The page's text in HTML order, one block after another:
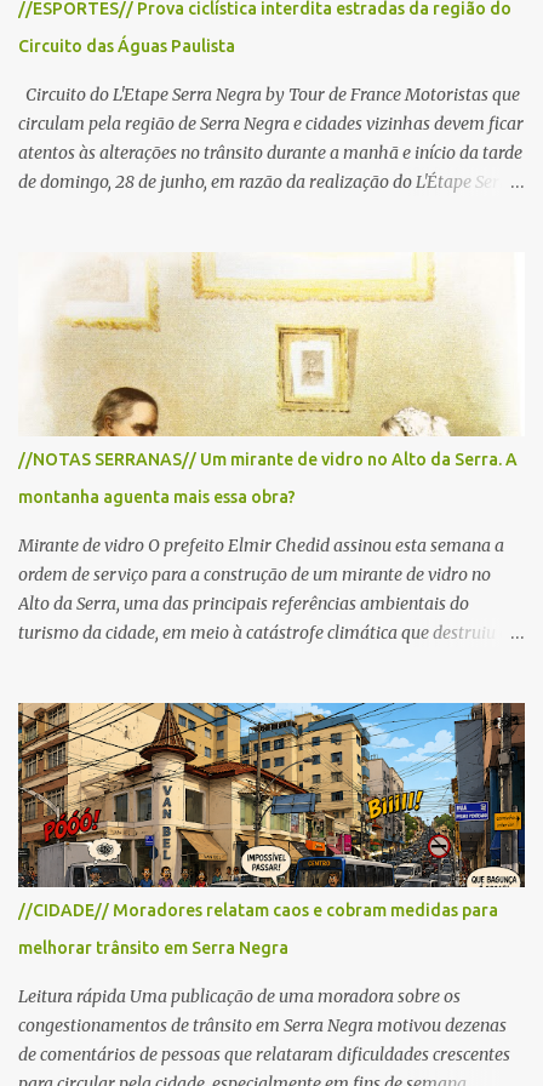
//ESPORTES// Prova ciclística interdita estradas da região do
Circuito das Águas Paulista
Circuito do L'Etape Serra Negra by Tour de France Motoristas que
circulam pela região de Serra Negra e cidades vizinhas devem ficar
atentos às alterações no trânsito durante a manhã e início da tarde
de domingo, 28 de junho, em razão da realização do L'Étape Serra
reunirá atletas de diferentes regiões do país e terá percursos
passando pelos municípios de Serra Negra, Amparo, Monte Alegre
do Sul, Lindoia e Socorro. Para garantir a segurança dos
participantes e do público, diversos trechos de rodovias e estradas
da região serão interditados temporariamente ao longo da prova.
A largada será na Rua Coronel Pedro Penteado, em Serra Negra,
para cerca de 2.000 ciclistas, às 6h30. De acordo com o
cronograma da organização e de todas as prefeituras envolvidas,
as interdições ocorrerão de forma programada e os trechos serão
//NOTAS SERRANAS// Um mirante de vidro no Alto da Serra. A
montanha aguenta mais essa obra?
Mirante de vidro O prefeito Elmir Chedid assinou esta semana a
ordem de serviço para a construção de um mirante de vidro no
Alto da Serra, uma das principais referências ambientais do
turismo da cidade, em meio à catástrofe climática que destruiu o
ambiental nas políticas públicas. Preservação permanente O Alto
da Serra está localizado em uma das Áreas de Preservação
Permanente no município, chamadas de APP no Código Florestal
Brasileiro, Lei nº 12.651/12. As APPS são protegidas com a função
ambiental de preservar os recursos hídricos, a paisagem, a
proteção do solo e a biodiversidade para assegurar a qualidade de
vida da população. No local já estão instaladas torres de
transmissão de televisão e telefonia celular, contêineres de uso
comercial, sanitário público, pequenas construções e uma rampa
obra? Im...
//CIDADE// Moradores relatam caos e cobram medidas para
melhorar trânsito em Serra Negra
Leitura rápida Uma publicação de uma moradora sobre os
congestionamentos de trânsito em Serra Negra motivou dezenas
de comentários de pessoas que relataram dificuldades crescentes